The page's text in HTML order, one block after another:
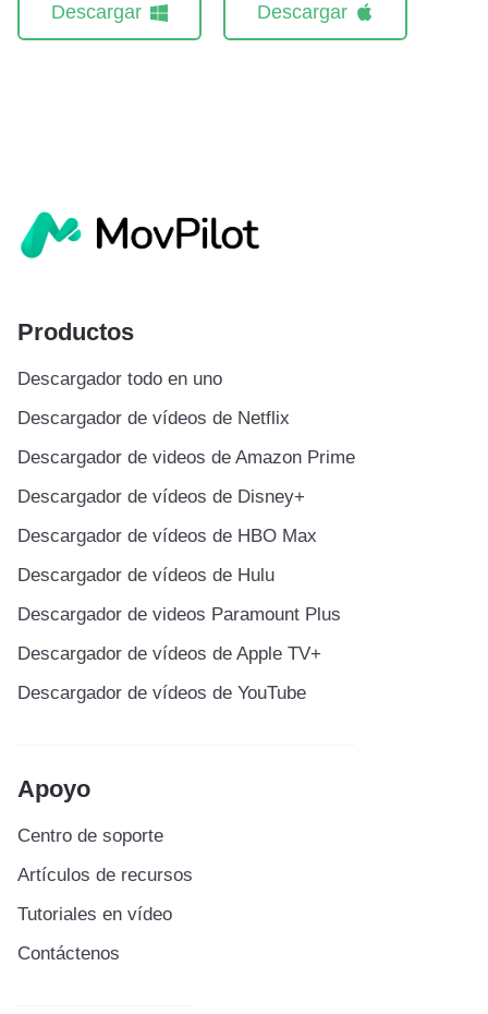
Descargar Descargar
Productos
Descargador todo en uno
Descargador de vídeos de Netflix
Descargador de videos de Amazon Prime
Descargador de vídeos de Disney+
Descargador de vídeos de HBO Max
Descargador de vídeos de Hulu
Descargador de videos Paramount Plus
Descargador de vídeos de Apple TV+
Descargador de vídeos de YouTube
Apoyo
Centro de soporte
Artículos de recursos
Tutoriales en vídeo
Contáctenos